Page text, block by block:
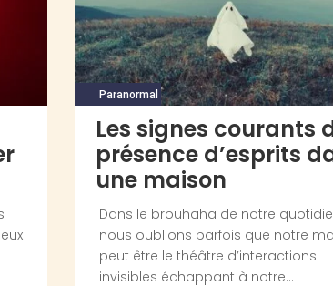
Paranormal
Les signes courants
présence d’esprits
une maison
Dans le brouhaha de notre
nous oublions parfois que notre
peut être le théâtre d’interactions
invisibles échappant à notre...